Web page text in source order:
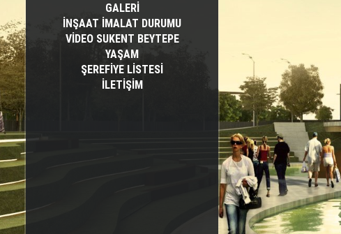
GALERİ
İNŞAAT İMALAT DURUMU
VİDEO SUKENT BEYTEPE
YAŞAM
ŞEREFIYE LISTESI
İLETİŞİM